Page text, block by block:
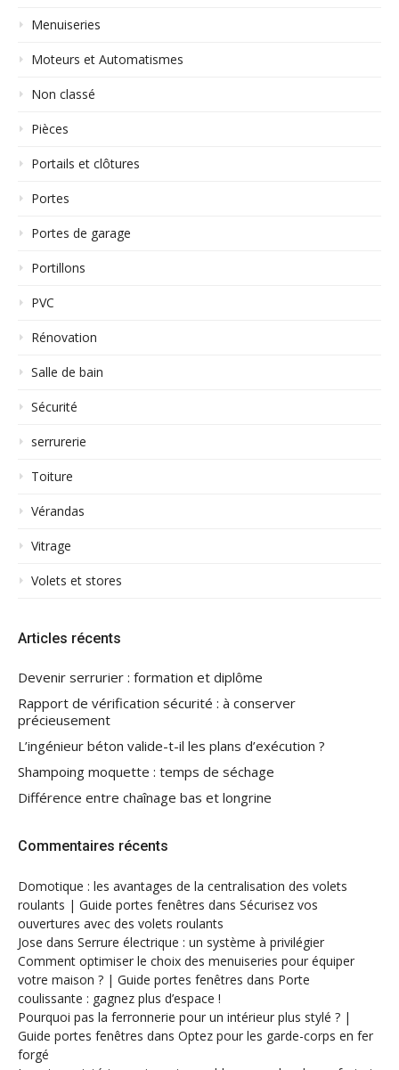
Menuiseries
Moteurs et Automatismes
Non classé
Pièces
Portails et clôtures
Portes
Portes de garage
Portillons
PVC
Rénovation
Salle de bain
Sécurité
serrurerie
Toiture
Vérandas
Vitrage
Volets et stores
Articles récents
Devenir serrurier : formation et diplôme
Rapport de vérification sécurité : à conserver
précieusement
L’ingénieur béton valide-t-il les plans d’exécution ?
Shampoing moquette : temps de séchage
Différence entre chaînage bas et longrine
Commentaires récents
Domotique : les avantages de la centralisation des volets
roulants | Guide portes fenêtres dans Sécurisez vos
ouvertures avec des volets roulants
Jose dans Serrure électrique : un système à privilégier
Comment optimiser le choix des menuiseries pour équiper
votre maison ? | Guide portes fenêtres dans Porte
coulissante : gagnez plus d’espace !
Pourquoi pas la ferronnerie pour un intérieur plus stylé ? |
Guide portes fenêtres dans Optez pour les garde-corps en fer
forgé